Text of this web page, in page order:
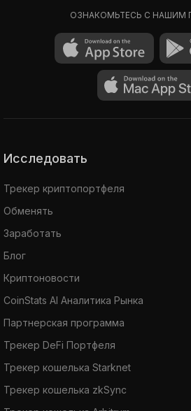
ОЗНАКОМЬТЕСЬ С НАШИМ
Исследовать
Трекер криптопортфеля
Обменять
Заработать
Блог
Криптоновости
CoinStats AI Аналитика Рынка
Партнерская программа
Трекер DeFi Портфеля
Трекер кошелька Starknet
Трекер кошелька zkSync